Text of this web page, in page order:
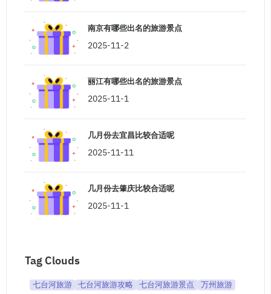
南京有哪些出名的旅游景点
2025-11-2
丽江有哪些出名的旅游景点
2025-11-1
几月份去宜昌比较合适呢
2025-11-11
几月份去肇庆比较合适呢
2025-11-1
Tag Clouds
七台河旅游 七台河旅游攻略 七台河旅游景点
万州旅游